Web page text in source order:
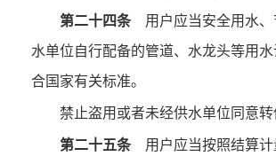
第二十四条用户应当安全用水、
水单位自行配备的管道、水龙头等用
合国家有关标准。
禁止盗用或者未经供水单位同意转
第二十五条用户应当按照结算计